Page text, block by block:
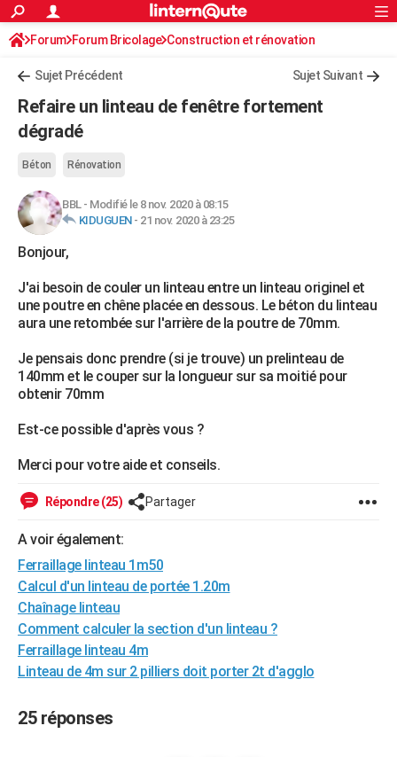
ACTUALITÉS
Politique
Société
Faits Divers
Education
Monde
Villes
+
Programme TV
TNTStreaming
Cinéma
Sorties cinéma
Musique
FINANCE
Retraite
Impôts
Epargne
Immobilier
Risques naturels par ville
Banque
Assurance
Crédit
AUTO
Essais
Réserver un essai
Citadines
Berlines
SUV
Forum auto
HIGH-TECH
Mobiles
Meilleur smartphone
Internet
Ordinateurs
Jeux vidéo
Guide high-tech
BRICOLAGE
Guides de France
Escapades
Patrimoine
Expositions
Musées
Week-end nature
+LIFESTYLE
Alimentation
Guide de la santé
Maladies
Médicaments
Sommeil
VOYAGE
BONS PLANS
Carte de Noël
Carte Bonne année
Carte Saint-Valentin
Carte Pâques
Carte d'anniversaire
DICTIONNAIRE
Dictionnaire
Biographies
Citations
Expressions
Proverbes
COPAINS D'AVANT
S'inscrire
Se connecter
Lycées
Collèges
Primaires
Universités
Entreprises
Service militaire
Avis de recherche
AVIS DE DÉCÈS
Rechercher
S'inscrire
Connexion
Forum Forum Bricolage Construction et rénovation
Sujet Précédent Sujet Suivant
Refaire un linteau de fenêtre fortement
dégradé
Béton Rénovation
BBL- Modifié le 8 nov. 2020 à 08:15
KIDUGUEN- 21 nov. 2020 à 23:25
Bonjour,
J'ai besoin de couler un linteau entre un linteau originel et
une poutre en chêne placée en dessous. Le béton du linteau
aura une retombée sur l'arrière de la poutre de 70mm.
Je pensais donc prendre (si je trouve) un prelinteau de
140mm et le couper sur la longueur sur sa moitié pour
obtenir 70mm
Est-ce possible d'après vous ?
Merci pour votre aide et conseils.
Répondre (25) Partager
A voir également:
Ferraillage linteau 1m50
Calcul d'un linteau de portée 1.20m
Chaînage linteau
Comment calculer la section d'un linteau ?
Ferraillage linteau 4m
Linteau de 4m sur 2 pilliers doit porter 2t d'agglo
25 réponses